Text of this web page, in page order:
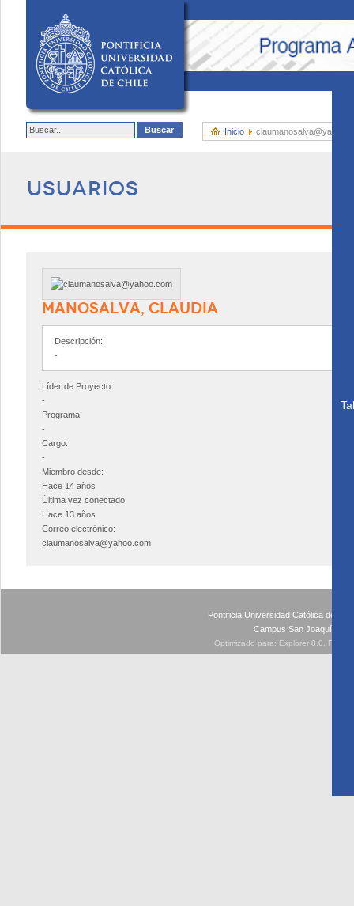
Inicio
Usuarios
MANOSALVA, CLAUDIA
Descripción:
-
Líder de Proyecto:
-
Programa:
-
Cargo:
-
Miembro desde:
Hace 14 años
Última vez conectado:
Hace 13 años
Correo electrónico:
claumanosalva@yahoo.com
Pontificia Universidad Católica de
Campus San Joaquín -
Optimizado para: Explorer 8.0,